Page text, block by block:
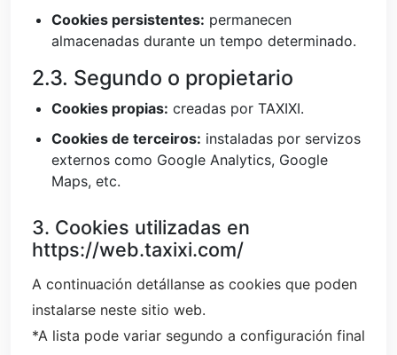
Cookies persistentes: permanecen
almacenadas durante un tempo determinado.
2.3. Segundo o propietario
Cookies propias: creadas por TAXIXI.
Cookies de terceiros: instaladas por servizos
externos como Google Analytics, Google
Maps, etc.
3. Cookies utilizadas en
https://web.taxixi.com/
A continuación detállanse as cookies que poden
instalarse neste sitio web.
*A lista pode variar segundo a configuración final